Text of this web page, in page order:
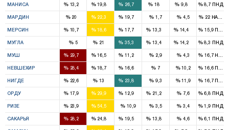
МАНИСА %13,2 %19,8 % 26,7 %18 % 9,8 %8,7 ПНД
МАРДИН %20 %22,3 % 19,7 % 1,7 % 4,5 %22 HADEP
МЕРСИН %10,7 %18,6 % 17,7 %13,3 %14,4 %15,9ПНД
МУГЛА %5 % 21 % 35,3 %13,4 %14,2 %8,3 ПНД
МУШ %29,7 %16,5 % 11,2 % 2,9 % 4,3 %16,7
НЕВШЕХИР %28,4 %18,7 % 16,6 % 7 %10,2 %16,6ПНД
НИГДЕ %22,6 % 13 % 23,8 % 9,3 %11,9 %16,7ПНД
ОРДУ %17,9 %29,9 % 12,9 %21,2 % 7,6 %6,8 ПНД
РИЗЕ %23,9 %54,5 % 10,9 % 3,5 % 3,4 %1,9 ПНД
САКАРЬЯ %28,2 %24,8 % 19,5 %13,8 % 4,6 %6,1 ПНД